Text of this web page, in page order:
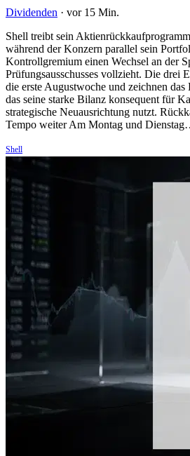
Dividenden · vor 15 Min.
Shell treibt sein
während der Konzern parallel sein
Kontrollgremium einen Wechsel an der
Prüfungsausschusses vollzieht. Die drei
die erste Augustwoche und zeichnen
das seine starke Bilanz konsequent für
strategische Neuausrichtung nutzt.
Tempo weiter Am Montag und
Shell